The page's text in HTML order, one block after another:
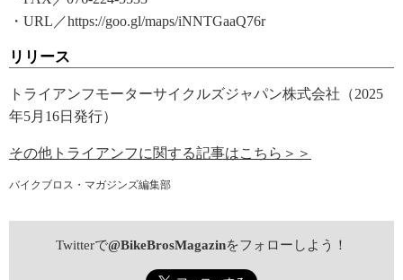
・URL／https://goo.gl/maps/iNNTGaaQ76r
リリース
トライアンフモーターサイクルズジャパン株式会社（2025
年5月16日発行）
その他トライアンフに関する記事はこちら＞＞
バイクブロス・マガジンズ編集部
Twitterで@BikeBrosMagazinをフォローしよう！